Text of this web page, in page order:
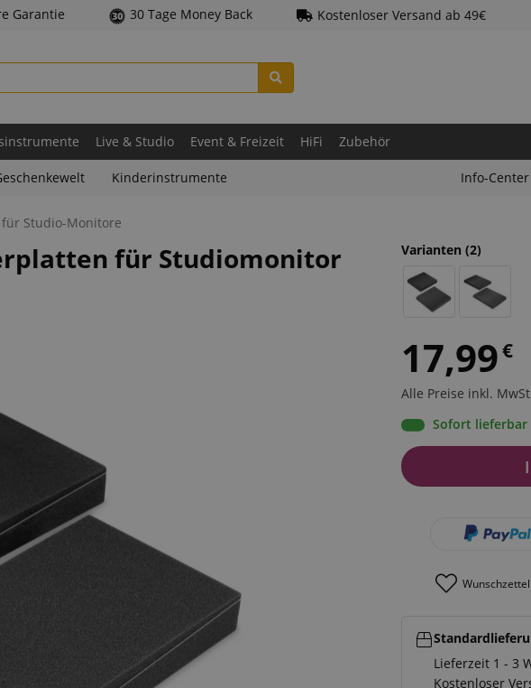
Garantie 30 Tage Money Back Kostenloser Versand ab 49€
Live & Studio Event & Freizeit HiFi Zubehör
Kinderinstrumente Info-Center
Studio-Monitore
für Studiomonitor Varianten (2)
17,99€
Alle Preise inkl.
Sofort lieferbar
Wunschzettel
Lieferzeit 1 - 3
Kostenloser